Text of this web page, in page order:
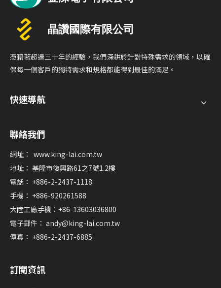
憑藉著超過三十年的經驗，我們深耕於針對特殊需求的領域，以確
保每一個客戶的獨特需求和規格都能得到最佳的滿足。
快速導航
聯絡我們
網址： www.king-lai.com.tw
地址： 基隆市復興路61之7號1.2樓
電話： +886-2-2437-1118
手機： +886-920261588
大陸工廠手機：+86-13603036800
電子郵件： andy@king-lai.com.tw
傳真： +886-2-2437-6885
訂閱資訊